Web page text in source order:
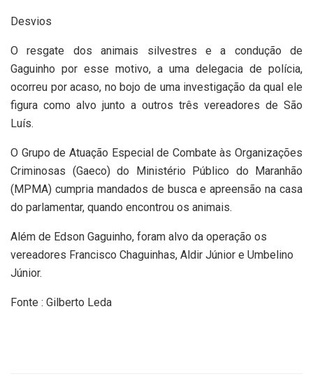
Desvios
O resgate dos animais silvestres e a condução de
Gaguinho por esse motivo, a uma delegacia de polícia,
ocorreu por acaso, no bojo de uma investigação da qual ele
figura como alvo junto a outros três vereadores de São
Luís.
O Grupo de Atuação Especial de Combate às Organizações
Criminosas (Gaeco) do Ministério Público do Maranhão
(MPMA) cumpria mandados de busca e apreensão na casa
do parlamentar, quando encontrou os animais.
Além de Edson Gaguinho, foram alvo da operação os
vereadores Francisco Chaguinhas, Aldir Júnior e Umbelino
Júnior.
Fonte : Gilberto Leda